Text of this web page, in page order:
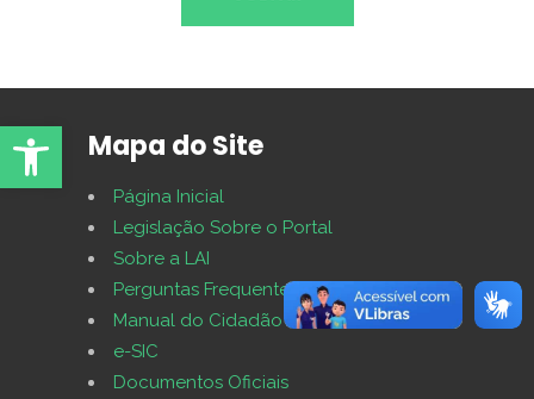
Abrir Ferramentas
Mapa do Site
Página Inicial
Legislação Sobre o Portal
Sobre a LAI
Perguntas Frequentes
Manual do Cidadão
e-SIC
Documentos Oficiais